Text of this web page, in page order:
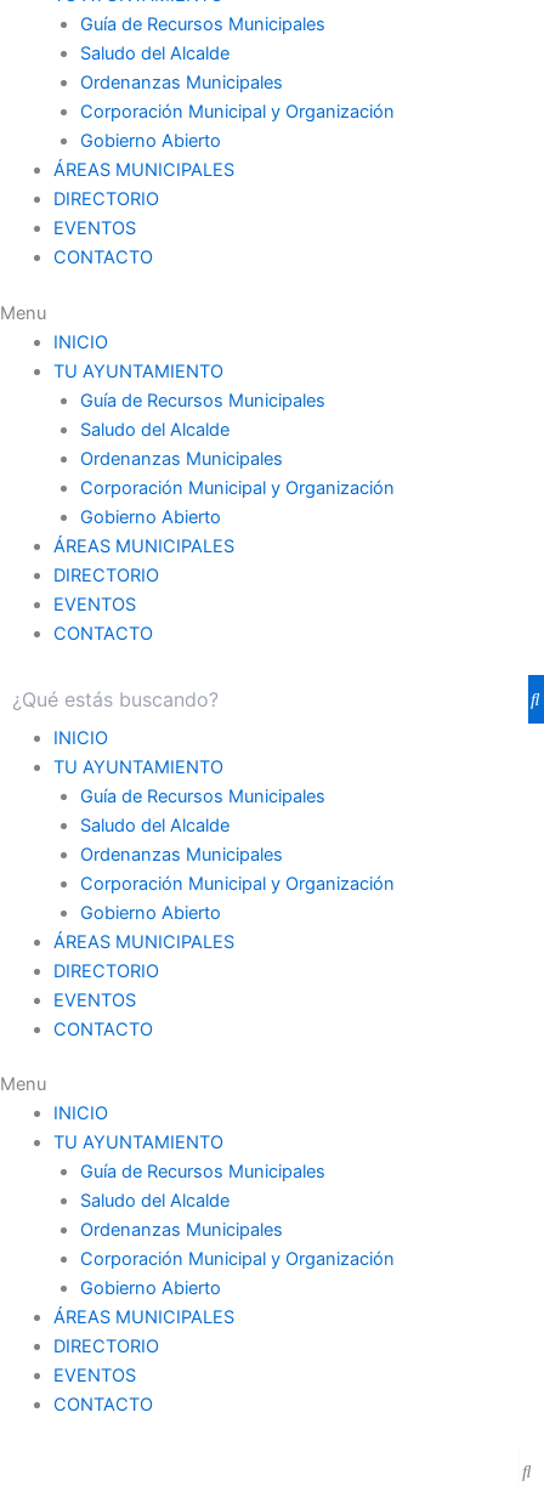
Guía de Recursos Municipales
Saludo del Alcalde
Ordenanzas Municipales
Corporación Municipal y Organización
Gobierno Abierto
ÁREAS MUNICIPALES
DIRECTORIO
EVENTOS
CONTACTO
Menu
INICIO
TU AYUNTAMIENTO
Guía de Recursos Municipales
Saludo del Alcalde
Ordenanzas Municipales
Corporación Municipal y Organización
Gobierno Abierto
ÁREAS MUNICIPALES
DIRECTORIO
EVENTOS
CONTACTO
INICIO
TU AYUNTAMIENTO
Guía de Recursos Municipales
Saludo del Alcalde
Ordenanzas Municipales
Corporación Municipal y Organización
Gobierno Abierto
ÁREAS MUNICIPALES
DIRECTORIO
EVENTOS
CONTACTO
Menu
INICIO
TU AYUNTAMIENTO
Guía de Recursos Municipales
Saludo del Alcalde
Ordenanzas Municipales
Corporación Municipal y Organización
Gobierno Abierto
ÁREAS MUNICIPALES
DIRECTORIO
EVENTOS
CONTACTO